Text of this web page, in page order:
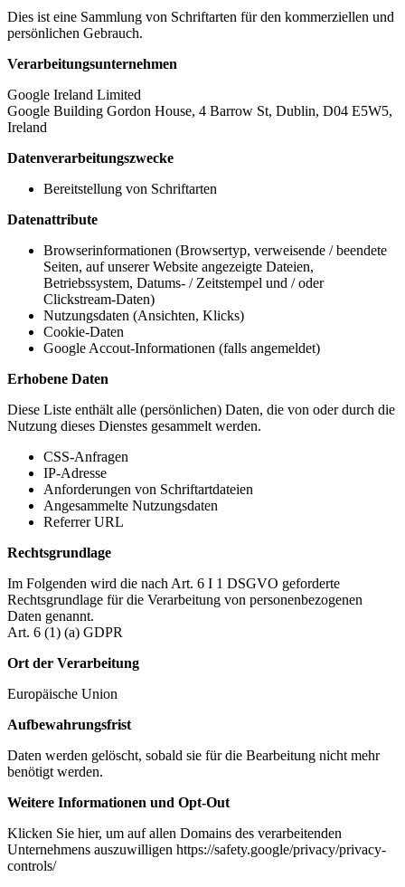
Dies ist eine Sammlung von Schriftarten für den kommerziellen und
persönlichen Gebrauch.
Verarbeitungsunternehmen
Google Ireland Limited
Google Building Gordon House, 4 Barrow St, Dublin, D04 E5W5,
Ireland
Datenverarbeitungszwecke
Bereitstellung von Schriftarten
Datenattribute
Browserinformationen (Browsertyp, verweisende / beendete
Seiten, auf unserer Website angezeigte Dateien,
Betriebssystem, Datums- / Zeitstempel und / oder
Clickstream-Daten)
Nutzungsdaten (Ansichten, Klicks)
Cookie-Daten
Google Accout-Informationen (falls angemeldet)
Erhobene Daten
Diese Liste enthält alle (persönlichen) Daten, die von oder durch die
Nutzung dieses Dienstes gesammelt werden.
CSS-Anfragen
IP-Adresse
Anforderungen von Schriftartdateien
Angesammelte Nutzungsdaten
Referrer URL
Rechtsgrundlage
Im Folgenden wird die nach Art. 6 I 1 DSGVO geforderte
Rechtsgrundlage für die Verarbeitung von personenbezogenen
Daten genannt.
Art. 6 (1) (a) GDPR
Ort der Verarbeitung
Europäische Union
Aufbewahrungsfrist
Daten werden gelöscht, sobald sie für die Bearbeitung nicht mehr
benötigt werden.
Weitere Informationen und Opt-Out
Klicken Sie hier, um auf allen Domains des verarbeitenden
Unternehmens auszuwilligen https://safety.google/privacy/privacy-
controls/